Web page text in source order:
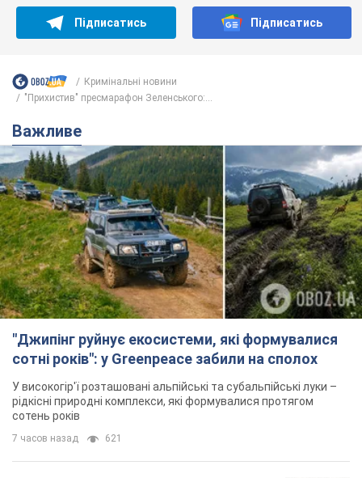
Підписатись Підписатись
Кримінальні новини
"Прихистив" пресмарафон Зеленського:...
Важливе
"Джипінг руйнує екосистеми, які формувалися
сотні років": у Greenpeace забили на сполох
У високогір'ї розташовані альпійські та субальпійські луки –
рідкісні природні комплекси, які формувалися протягом
сотень років
7 часов назад 621